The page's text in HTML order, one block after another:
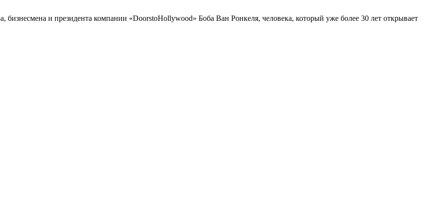
бизнесмена и президента компании «DoorstoHollywood» Боба Ван Ронкеля, человека, который уже более 30 лет открывает